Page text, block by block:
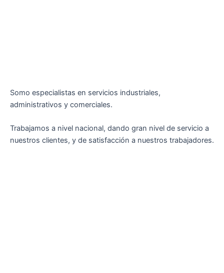
Somo especialistas en servicios industriales,
administrativos y comerciales.
Trabajamos a nivel nacional, dando gran nivel de servicio a
nuestros clientes, y de satisfacción a nuestros trabajadores.